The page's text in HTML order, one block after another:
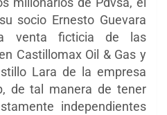
socio Ernesto Guevara
venta ficticia de las
Castillomax Oil & Gas y
Lara de la empresa
de tal manera de tener
independientes